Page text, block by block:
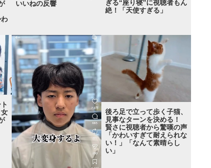
いいねの反響
ぎる“座り寝”に視聴者もん
絶！「天使すぎる」
後ろ足で立って歩く子猫、
見事なターンを決める！
賢さに視聴者から驚嘆の声
「かわいすぎて耐えられな
い！」「なんて素晴らし
い」